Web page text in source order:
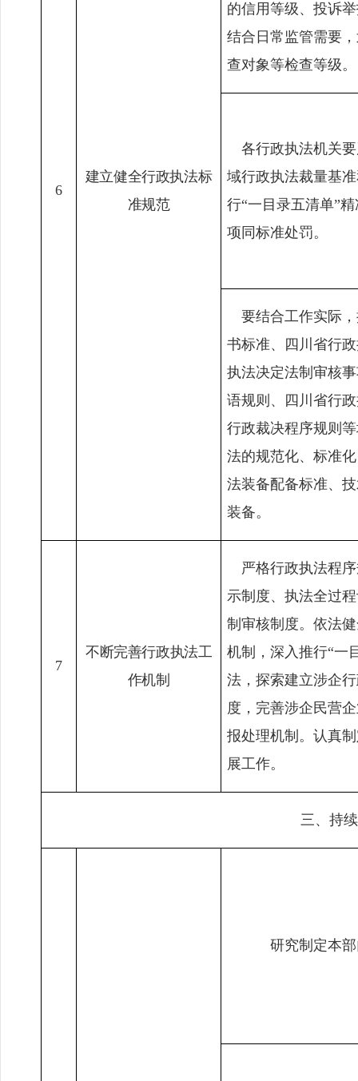
6
建立健全行政执法标
准规范
的信用等级、投诉
结合日常监管需要
查对象等检查等级。
各行政执法机关
域行政执法裁量基
行“一目录五清单”精
项同标准处罚。
要结合工作实际
书标准、四川省行
执法决定法制审核
语规则、四川省行
行政裁决程序规则
法的规范化、标准
法装备配备标准、
装备。
7
不断完善行政执法工
作机制
严格行政执法程
示制度、执法全过
制审核制度。依法
机制，深入推行“一
法，探索建立涉企
度，完善涉企民营
报处理机制。认真
展工作。
三、持
研究制定本